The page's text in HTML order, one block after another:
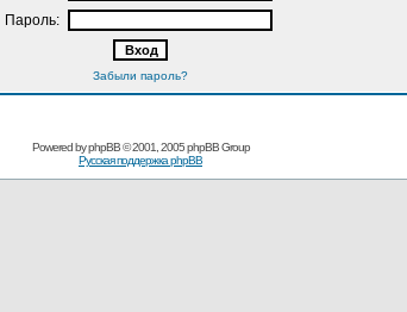
Пароль:
Забыли пароль?
Powered byphpBB© 2001, 2005 phpBB Group
Русская поддержка phpBB